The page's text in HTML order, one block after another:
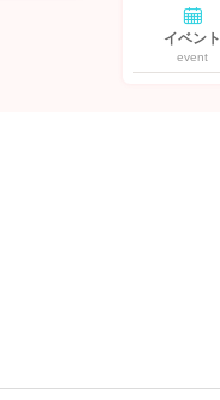
イベント
event